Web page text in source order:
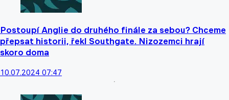
Postoupí Anglie do druhého finále za sebou? Chceme
přepsat historii, řekl Southgate. Nizozemci hrají
skoro doma
10.07.2024 07:47